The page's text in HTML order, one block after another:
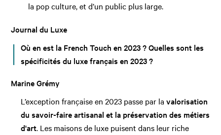
la pop culture, et d’un public plus large.
Journal du Luxe
Où en est la French Touch en 2023 ? Quelles sont les
spécificités du luxe français en 2023 ?
Marine Grémy
L’exception française en 2023 passe par lavalorisation
du savoir-faire artisanal et la préservation des métiers
d'art. Les maisons de luxe puisent dans leur riche